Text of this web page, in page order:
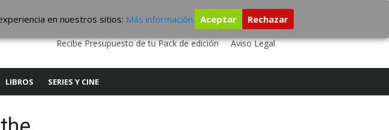
SERVICIOS EDITA TU DISCO
ESTUDIO DE GRABACIÓN
Recibe Presupuesto de tu Pack de edición
Aviso Legal
LIBROS SERIES Y CINE
en nuestros sitios: Más información. Aceptar Rechazar